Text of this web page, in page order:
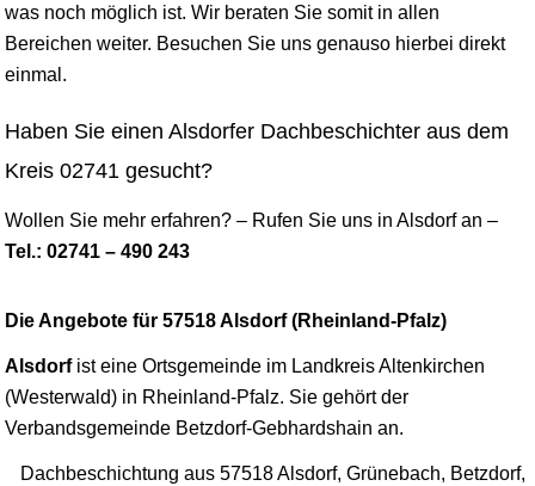
was noch möglich ist. Wir beraten Sie somit in allen
Bereichen weiter. Besuchen Sie uns genauso hierbei direkt
einmal.
Haben Sie einen Alsdorfer Dachbeschichter aus dem
Kreis 02741 gesucht?
Wollen Sie mehr erfahren? – Rufen Sie uns in Alsdorf an –
Tel.: 02741 – 490 243
Die Angebote für 57518 Alsdorf (Rheinland-Pfalz)
Alsdorfist eine Ortsgemeinde im Landkreis Altenkirchen
(Westerwald) in Rheinland-Pfalz. Sie gehört der
Verbandsgemeinde Betzdorf-Gebhardshain an.
Dachbeschichtung aus 57518 Alsdorf, Grünebach, Betzdorf,